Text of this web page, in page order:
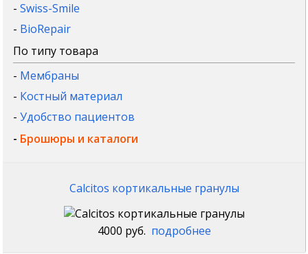
-Swiss-Smile
- BioRepair
По типу товара
- Мембраны
- Костный материал
-Удобство пациентов
- Брошюры и каталоги
Calcitos кортикальные гранулы
4000 руб. подробнее